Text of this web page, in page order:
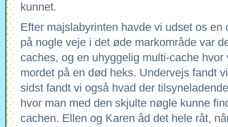
kunnet.
Efter majslabyrinten havde vi udset os en
på nogle veje i det øde markområde var
caches, og en uhyggelig multi-cache hvor
mordet på en død heks. Undervejs fandt
sidst fandt vi også hvad der
hvor man med den skjulte nøgle kunne
cachen. Ellen og Karen åd det hele råt,